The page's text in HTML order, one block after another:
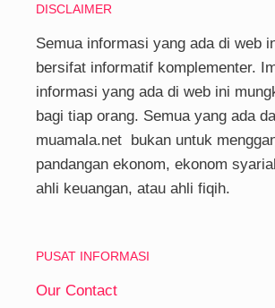
DISCLAIMER
Semua informasi yang ada di web
bersifat informatif komplementer.
informasi yang ada di web ini
bagi tiap orang. Semua yang ada
muamala.net bukan untuk
pandangan ekonom, ekonom
ahli keuangan, atau ahli fiqih.
PUSAT INFORMASI
Our Contact